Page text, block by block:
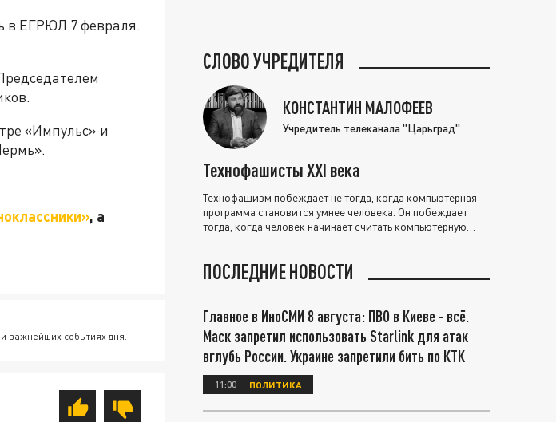
в ЕГРЮЛ 7 февраля.
«Импульс» и
, а
важнейших событиях дня.
СЛОВО УЧРЕДИТЕЛЯ
КОНСТАНТИН МАЛОФЕЕВ
Учредитель телеканала "Царьград"
Технофашисты XXI века
Технофашизм побеждает не тогда, когда компьютерная
программа становится умнее человека. Он побеждает
тогда, когда человек начинает считать компьютерную
ПОСЛЕДНИЕ НОВОСТИ
Главное в ИноСМИ 8 августа: ПВО в Киеве - всё.
Маск запретил использовать Starlink для атак
вглубь России. Украине запретили бить по КТК
11:00 ПОЛИТИКА